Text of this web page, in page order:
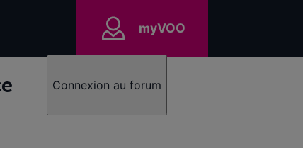
myVOO
Connexion au forum